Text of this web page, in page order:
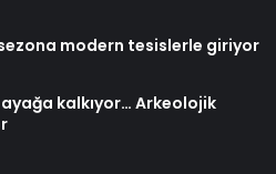
modern tesislerle giriyor
kalkıyor… Arkeolojik